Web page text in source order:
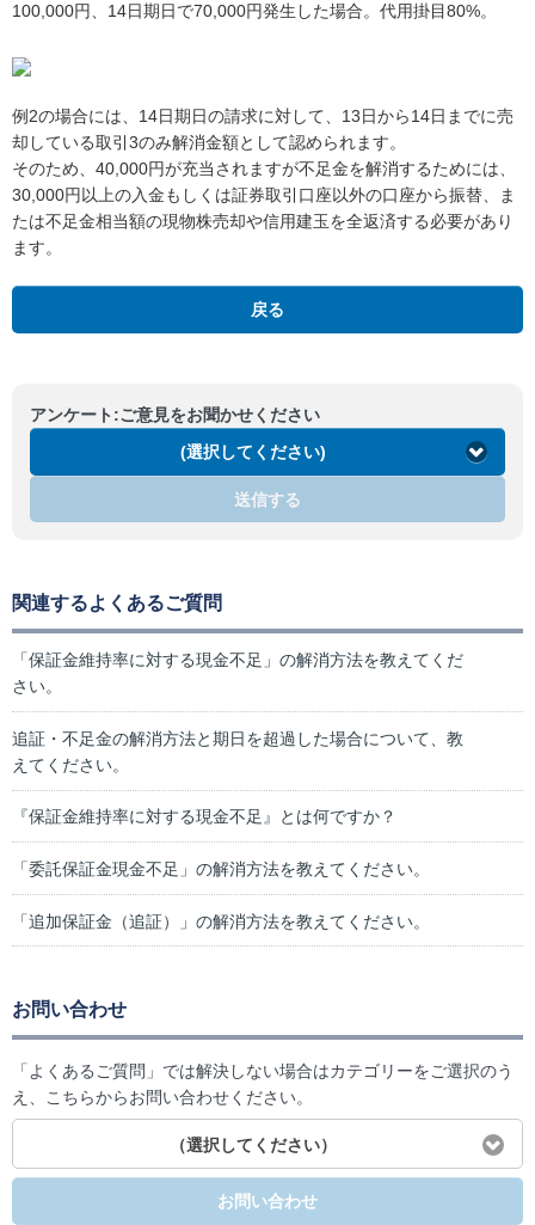
100,000円、14日期日で70,000円発生した場合。代用掛目80%。
例2の場合には、14日期日の請求に対して、13日から14日までに売
却している取引3のみ解消金額として認められます。
そのため、40,000円が充当されますが不足金を解消するためには、
30,000円以上の入金もしくは証券取引口座以外の口座から振替、ま
たは不足金相当額の現物株売却や信用建玉を全返済する必要があり
ます。
戻る
アンケート:ご意見をお聞かせください
(選択してください)
送信する
関連するよくあるご質問
「保証金維持率に対する現金不足」の解消方法を教えてくだ
さい。
追証・不足金の解消方法と期日を超過した場合について、教
えてください。
『保証金維持率に対する現金不足』とは何ですか？
「委託保証金現金不足」の解消方法を教えてください。
「追加保証金（追証）」の解消方法を教えてください。
お問い合わせ
「よくあるご質問」では解決しない場合はカテゴリーをご選択のう
え、こちらからお問い合わせください。
（選択してください）
お問い合わせ